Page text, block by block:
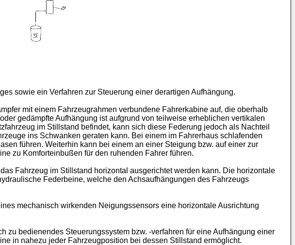
sowie ein Verfahren zur Steuerung einer derartigen Aufhängung.
mit einem Fahrzeugrahmen verbundene Fahrerkabine auf, die oberhalb
gedämpfte Aufhängung ist aufgrund von teilweise erheblichen vertikalen
im Stillstand befindet, kann sich diese Federung jedoch als Nachteil
ins Schwanken geraten kann. Bei einem im Fahrerhaus schlafenden
führen. Weiterhin kann bei einem an einer Steigung bzw. auf einer zur
zu Komforteinbußen für den ruhenden Fahrer führen.
Fahrzeug im Stillstand horizontal ausgerichtet werden kann. Die horizontale
Federbeine, welche den Achsaufhängungen des Fahrzeugs
mechanisch wirkenden Neigungssensors eine horizontale Ausrichtung
zu bedienendes Steuerungssystem bzw. -verfahren für eine Aufhängung einer
in nahezu jeder Fahrzeugposition bei dessen Stillstand ermöglicht.